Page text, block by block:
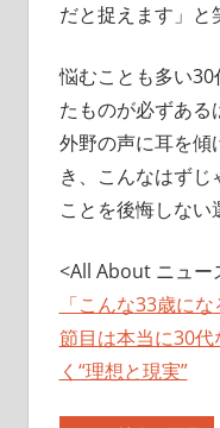
だと捉えます」と
悩むことも多い
たものが必ずある
外野の声に耳を傾
き、こんなはず
ことを後悔しない
<All About ニュー
「こんな33歳に
節目は本当に30
く“理想と現実”